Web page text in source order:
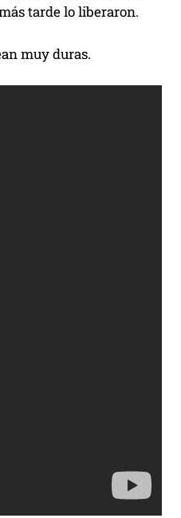
tarde lo liberaron.
muy duras.